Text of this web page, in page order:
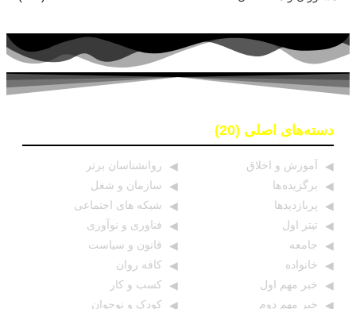
دسته‌های اصلی (20)
آموزش و اخلاق
برگزیده ها
پربازدیدها
تیتر اول
جامعه
خانواده
خبر مهم اول
خبر مهم دوم
روانشناسان برتر
سازمان و شغل
شبکه های اجتماعی
فناوری و نوآوری
قانون و سیاست
کافه روان
کسب و کار
کودک و نوجوان